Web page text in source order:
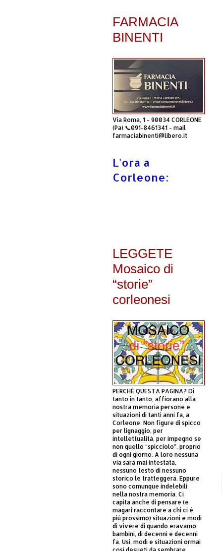
FARMACIA
BINENTI
Via Roma, 1 - 90034 CORLEONE
(Pa) 📞091-8461341 - mail
farmaciabinenti@libero.it
L'ora a
Corleone:
LEGGETE
Mosaico di
“storie”
corleonesi
PERCHÈ QUESTA PAGINA? Di
tanto in tanto, affiorano alla
nostra memoria persone e
situazioni di tanti anni fa, a
Corleone. Non figure di spicco
per lignaggio, per
intellettualità, per impegno se
non quello “spicciolo”, proprio
di ogni giorno. A loro nessuna
via sarà mai intestata,
nessuno testo di nessuno
storico le tratteggerà. Eppure
sono comunque indelebili
nella nostra memoria. Ci
capita anche di pensare (e
magari raccontare a chi ci è
più prossimo) situazioni e modi
di vivere di quando eravamo
bambini, di decenni e decenni
fa. Usi, modi e situazioni ormai